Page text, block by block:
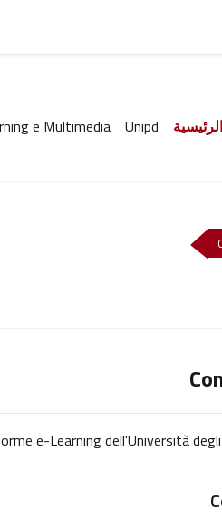
Unipd
e Multimedia
e-Learning dell'Università